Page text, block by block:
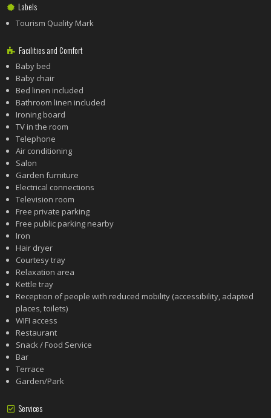
Labels
Tourism Quality Mark
Facilities and Comfort
Baby bed
Baby chair
Bed linen included
Bathroom linen included
Ironing board
TV in the room
Telephone
Air conditioning
Salon
Garden furniture
Electrical connections
Television room
Free private parking
Free public parking nearby
Iron
Hair dryer
Courtesy tray
Relaxation area
Kettle tray
Reception of people with reduced mobility (accessibility, adapted
places, toilets)
WIFI access
Restaurant
Snack / Food Service
Bar
Terrace
Garden/Park
Services